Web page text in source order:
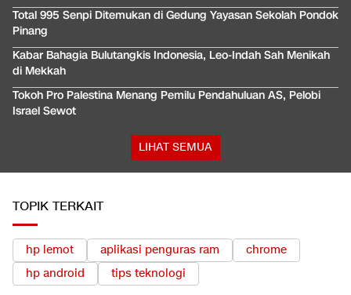
Total 995 Senpi Ditemukan di Gedung Yayasan Sekolah Pondok
Pinang
Kabar Bahagia Bulutangkis Indonesia, Leo-Indah Sah Menikah
di Mekkah
Tokoh Pro Palestina Menang Pemilu Pendahuluan AS, Pelobi
Israel Sewot
LIHAT SEMUA
TOPIK TERKAIT
hp lemot aplikasi penguras ram
chrome
hp android
tips teknologi